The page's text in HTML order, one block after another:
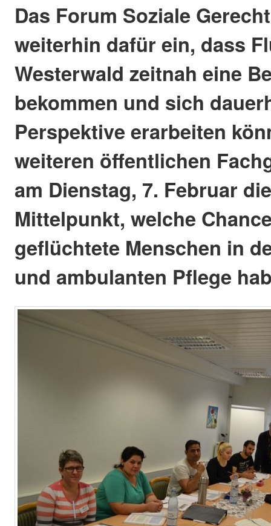
Das Forum Soziale
weiterhin dafür ein, dass
Westerwald zeitnah eine
bekommen und sich
Perspektive erarbeiten
weiteren öffentlichen
am Dienstag, 7. Februar
Mittelpunkt, welche
geflüchtete Menschen in
und ambulanten Pflege